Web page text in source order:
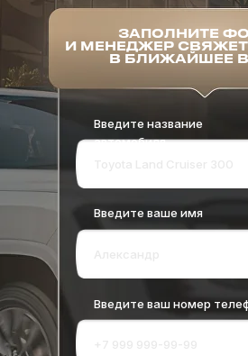
ЗАПОЛНИТЕ
И МЕНЕДЖЕР
В БЛИЖАЙШЕЕ
Введите название
автомобиля
Введите ваше имя
Введите ваш номер